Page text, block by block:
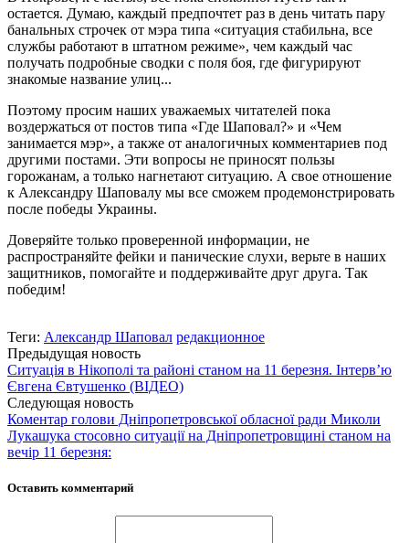
остается. Думаю, каждый предпочтет раз в день читать пару
банальных строчек от мэра типа «ситуация стабильна, все
службы работают в штатном режиме», чем каждый час
получать подробные сводки с поля боя, где фигурируют
знакомые название улиц...
Поэтому просим наших уважаемых читателей пока
воздержаться от постов типа «Где Шаповал?» и «Чем
занимается мэр», а также от аналогичных комментариев под
другими постами. Эти вопросы не приносят пользы
горожанам, а только нагнетают ситуацию. А свое отношение
к Александру Шаповалу мы все сможем продемонстрировать
после победы Украины.
Доверяйте только проверенной информации, не
распространяйте фейки и панические слухи, верьте в наших
защитников, помогайте и поддерживайте друг друга. Так
победим!
Теги: Александр Шаповал редакционное
Предыдущая новость
Ситуація в Нікополі та районі станом на 11 березня. Інтерв’ю
Євгена Євтушенко (ВІДЕО)
Следующая новость
Коментар голови Дніпропетровської обласної ради Миколи
Лукашука стосовно ситуації на Дніпропетровщині станом на
вечір 11 березня:
Оставить комментарий